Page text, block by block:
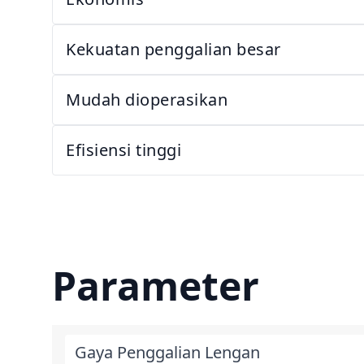
Kekuatan penggalian besar
Mudah dioperasikan
Efisiensi tinggi
Parameter
Gaya Penggalian Lengan